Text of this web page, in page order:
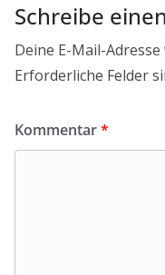
Schreibe
Deine E-Mail-
Erforderliche Felder
Kommentar*